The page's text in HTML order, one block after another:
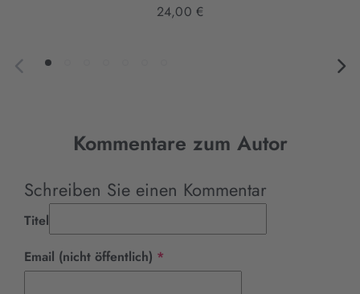
24,00 €
Kommentare zum Autor
Schreiben Sie einen Kommentar
Titel
Email (nicht öffentlich) *